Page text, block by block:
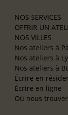
NOS SERVICES
OFFRIR UN
NOS VILLES
Nos ateliers à
Nos ateliers à
Nos ateliers à
Écrire en
Écrire en ligne
Où nous